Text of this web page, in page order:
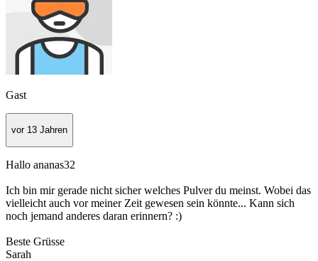
Gast
vor 13 Jahren
Hallo ananas32
Ich bin mir gerade nicht sicher welches Pulver du meinst. Wobei das
vielleicht auch vor meiner Zeit gewesen sein könnte... Kann sich
noch jemand anderes daran erinnern? :)
Beste Grüsse
Sarah